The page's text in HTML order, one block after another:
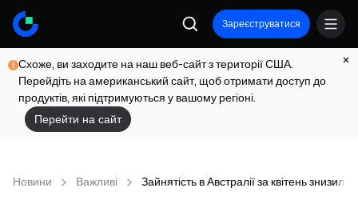
Зареєструватися
Схоже, ви заходите на наш веб-сайт з території США.
Перейдіть на американський сайт, щоб отримати доступ до
продуктів, які підтримуються у вашому регіоні.
Перейти на сайт
Новини Важливі Зайнятість в Австралії за квітень